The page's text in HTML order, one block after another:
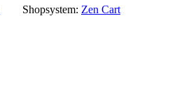
Shopsystem: Zen Cart